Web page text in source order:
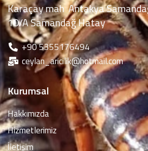
Karaçay mah Antakya
10/A Samandağ Hatay
‪+90 5355176494
ceylan_aricilik@hotmail.com
Kurumsal
Hakkımızda
Hizmetlerimiz
İletişim